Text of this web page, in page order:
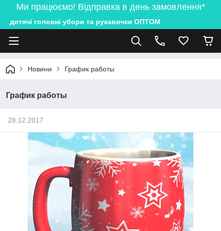
Ми працюємо! Відправка в день замовлення*
дитячі головні убори та рукавички ОПТОМ
Новини График работы
График работы
28.12.2017